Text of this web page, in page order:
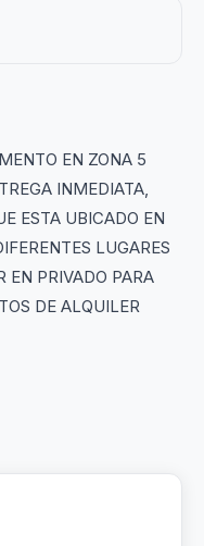
EN ZONA 5
INMEDIATA,
ESTA UBICADO EN
LUGARES
EN PRIVADO PARA
DE ALQUILER